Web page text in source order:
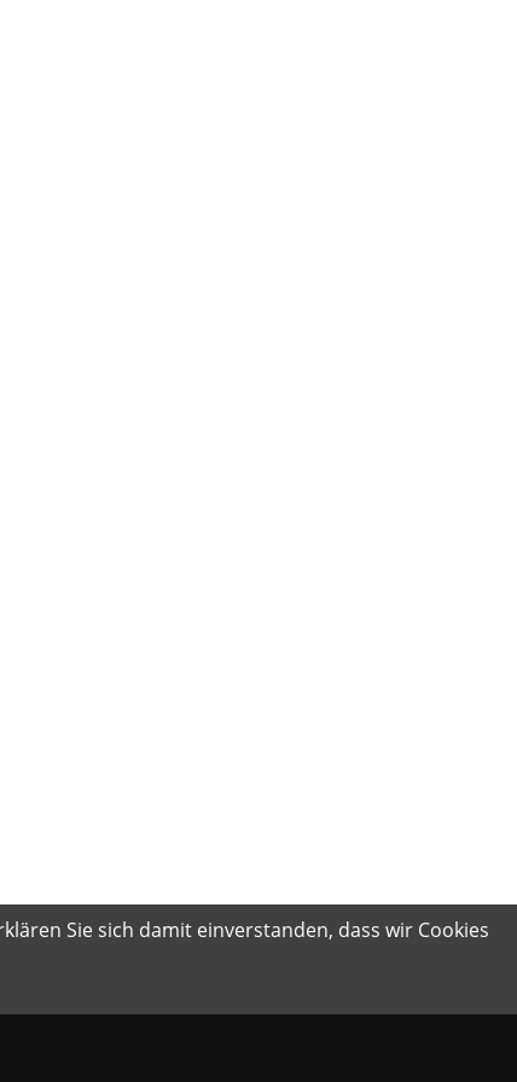
Sie sich damit einverstanden, dass wir Cookies